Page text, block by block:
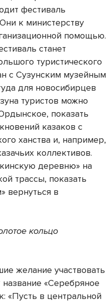
фестиваль
к министерству
помощью.
станет
туристического
с Сузунским музейным
для новосибирцев
туристов можно
показать
казаков с
ханства и, например,
коллективов.
деревню» на
трассы, показать
вернуться в
кольцо
желание участвовать
«Серебряное
«Пусть в центральной